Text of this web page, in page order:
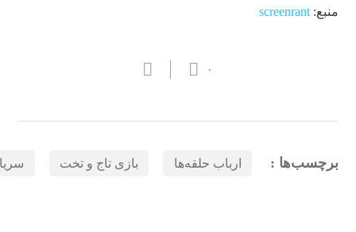
منبع:screenrant
۰
برچسب‌ها : ارباب حلقه‌ها بازی تاج و تخت